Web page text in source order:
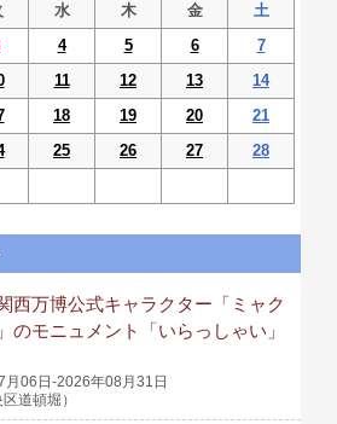
水 木 金
土
4 5 6
7
11 12 13
14
18 19 20
21
25 26 27
28
西万博公式キャラクター「ミャク
のモニュメント「いらっしゃい」
月06日-2026年08月31日
道頓堀）